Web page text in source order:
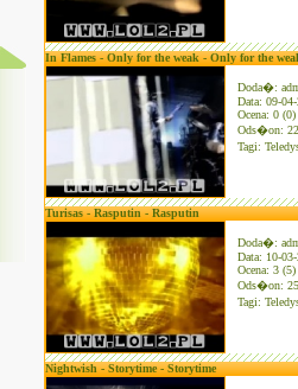
In Flames - Only for the weak - Only for the
Doda�:
Data: 09-
Ocena: 0 (0)
Ods�on:
Tagi:
Turisas - Rasputin - Rasputin
Doda�:
Data: 10-
Ocena: 3 (5)
Ods�on:
Tagi:
Nightwish - Storytime - Storytime